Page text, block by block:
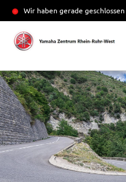
Wir haben gerade geschlossen